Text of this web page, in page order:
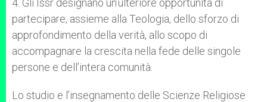
4. Gli Issr designano un’ulteriore opportunità di
partecipare, assieme alla Teologia, dello sforzo di
approfondimento della verità, allo scopo di
accompagnare la crescita nella fede delle singole
persone e dell’intera comunità.
Lo studio e l’insegnamento delle Scienze Religiose